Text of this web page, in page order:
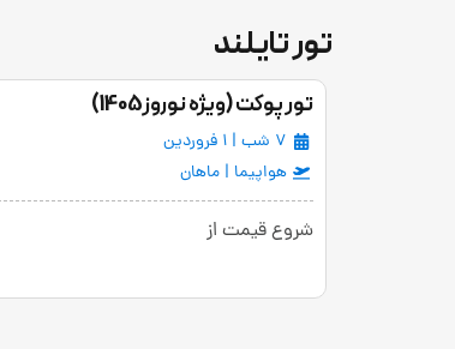
تور تایلند
تور پوکت (ویژه نوروز1405)
7 شب | 1 فروردین
هواپیما | ماهان
شروع قیمت از